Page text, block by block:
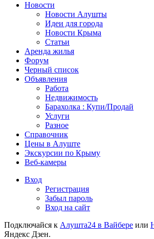
Новости
Новости Алушты
Идеи для города
Новости Крыма
Статьи
Аренда жилья
Форум
Черный список
Объявления
Работа
Недвижимость
Барахолка : Купи/Продай
Услуги
Разное
Справочник
Цены в Алуште
Экскурсии по Крыму
Веб-камеры
Вход
Регистрация
Забыл пароль
Вход на сайт
Подключайся к Алушта24 в Вайбере или
Яндекс Дзен.